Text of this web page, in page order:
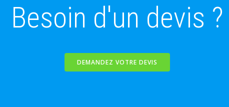
Besoin d'un devis ?
DEMANDEZ VOTRE DEVIS